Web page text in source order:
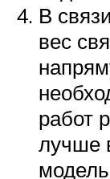
В
вес
работ
лучше